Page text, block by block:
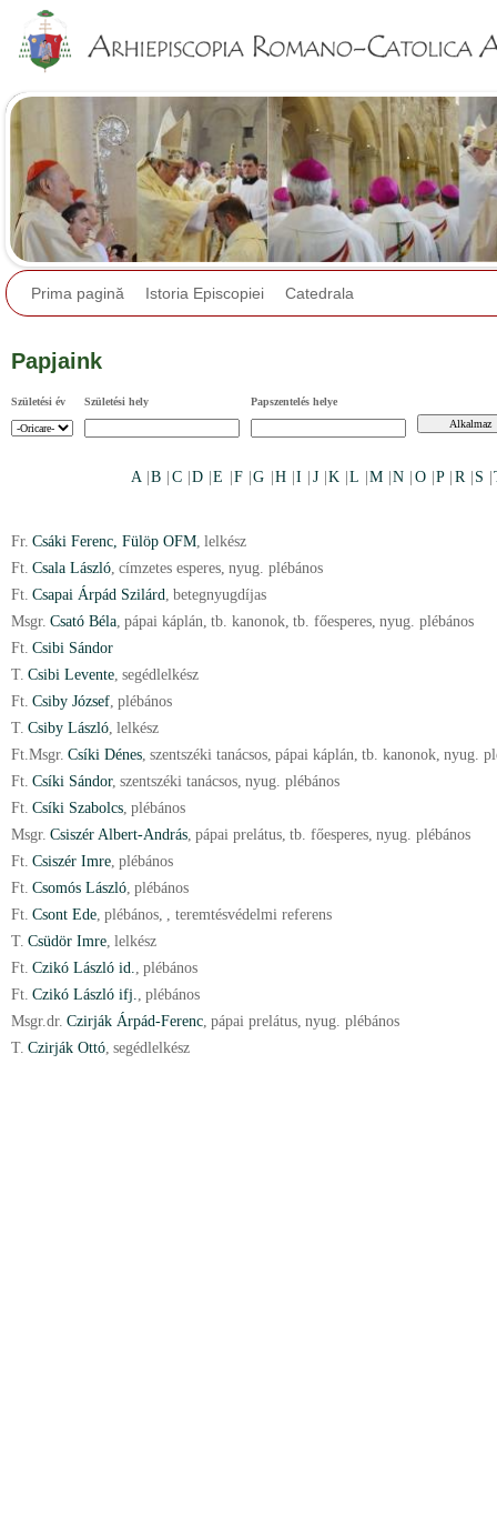
Prima pagină Istoria Episcopiei Catedrala
Papjaink
Születési év Születési hely Papszentelés helye
A |B C |D |E F |G H |I J K |L M |N O |P R S |
Fr. Csáki Ferenc, Fülöp OFM, lelkész
Ft. Csala László, címzetes esperes, nyug. plébános
Ft. Csapai Árpád Szilárd, betegnyugdíjas
Msgr. Csató Béla, pápai káplán, tb. kanonok, tb. főesperes, nyug. plébános
Ft. Csibi Sándor
T. Csibi Levente, segédlelkész
Ft. Csiby József, plébános
T. Csiby László, lelkész
Ft.Msgr. Csíki Dénes, szentszéki tanácsos, pápai káplán, tb. kanonok, nyug.
Ft. Csíki Sándor, szentszéki tanácsos, nyug. plébános
Ft. Csíki Szabolcs, plébános
Msgr. Csiszér Albert-András, pápai prelátus, tb. főesperes, nyug. plébános
Ft. Csiszér Imre, plébános
Ft. Csomós László, plébános
Ft. Csont Ede, plébános, , teremtésvédelmi referens
T. Csüdör Imre, lelkész
Ft. Czikó László id., plébános
Ft. Czikó László ifj., plébános
Msgr.dr. Czirják Árpád-Ferenc, pápai prelátus, nyug. plébános
T. Czirják Ottó, segédlelkész